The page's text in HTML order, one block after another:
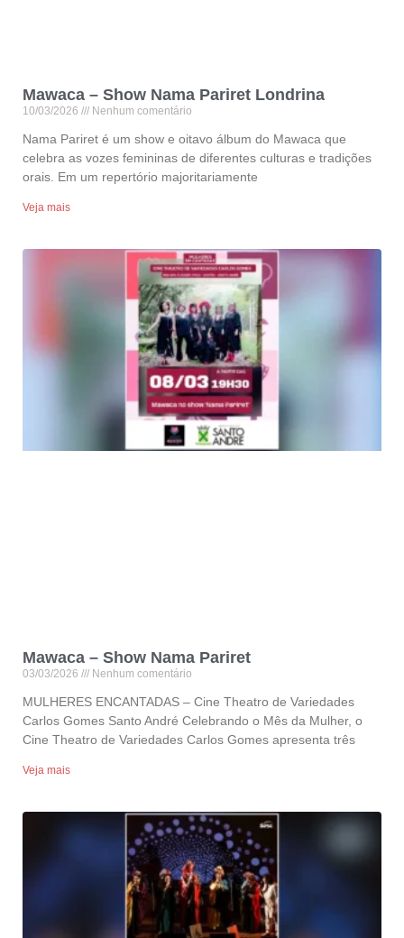
Mawaca – Show Nama Pariret Londrina
10/03/2026 Nenhum comentário
Nama Pariret é um show e oitavo álbum do Mawaca que
celebra as vozes femininas de diferentes culturas e tradições
orais. Em um repertório majoritariamente
Veja mais
Mawaca – Show Nama Pariret
03/03/2026 Nenhum comentário
MULHERES ENCANTADAS – Cine Theatro de Variedades
Carlos Gomes Santo André Celebrando o Mês da Mulher, o
Cine Theatro de Variedades Carlos Gomes apresenta três
Veja mais